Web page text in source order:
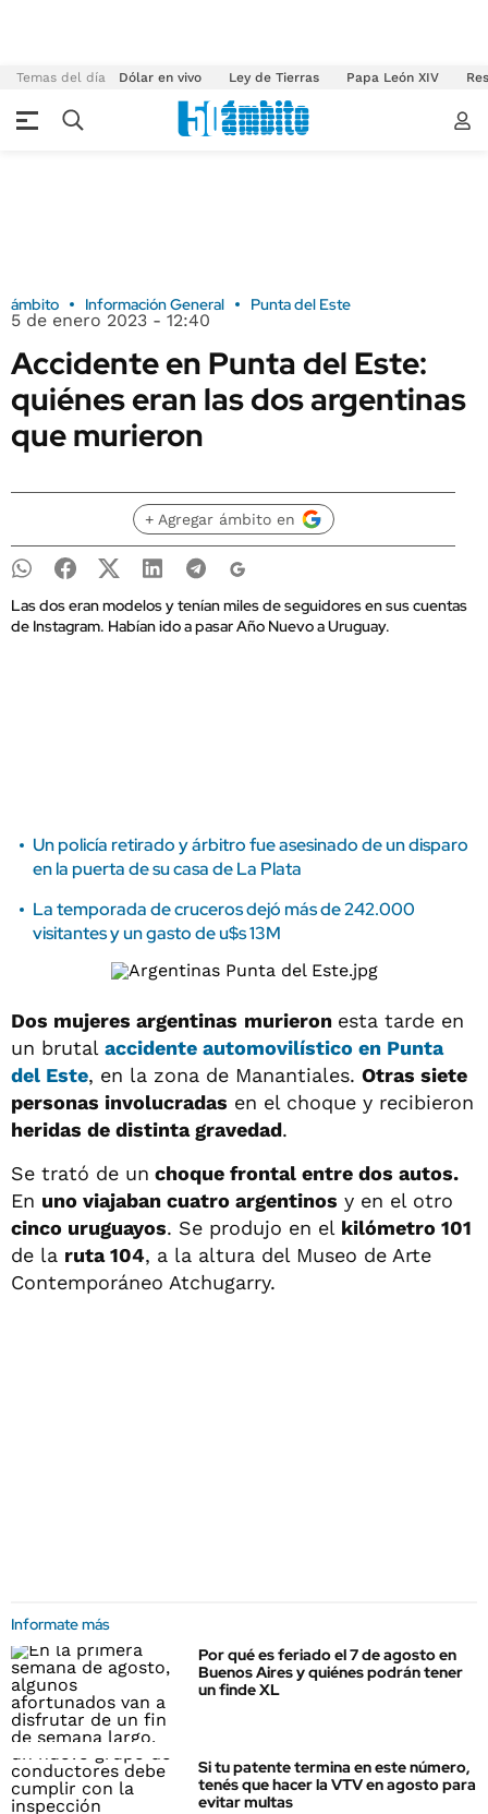
Temas del día Dólar en vivo Ley de Tierras Papa León XIV
ámbito Información General Punta del Este
5 de enero 2023 - 12:40
Accidente en Punta del Este:
quiénes eran las dos argentinas
que murieron
+ Agregar ámbito en
Las dos eran modelos y tenían miles de seguidores en sus cuentas
de Instagram. Habían ido a pasar Año Nuevo a Uruguay.
Un policía retirado y árbitro fue asesinado de un disparo
en la puerta de su casa de La Plata
La temporada de cruceros dejó más de 242.000
visitantes y un gasto de u$s 13M
Dos mujeres argentinas murieron esta tarde en
un brutal accidente automovilístico en Punta
del Este, en la zona de Manantiales. Otras siete
personas involucradas en el choque y recibieron
heridas de distinta gravedad.
Se trató de un choque frontal entre dos autos.
En uno viajaban cuatro argentinos y en el otro
cinco uruguayos. Se produjo en el kilómetro 101
de la ruta 104, a la altura del Museo de Arte
Contemporáneo Atchugarry.
Informate más
Por qué es feriado el 7 de agosto en
Buenos Aires y quiénes podrán tener
un finde XL
Si tu patente termina en este número,
tenés que hacer la VTV en agosto para
evitar multas